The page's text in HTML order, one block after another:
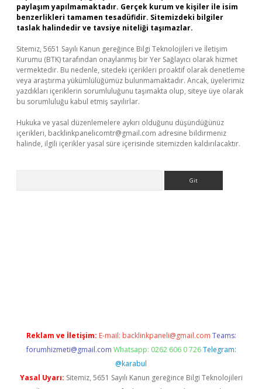
paylaşım yapılmamaktadır. Gerçek kurum ve kişiler ile isim
benzerlikleri tamamen tesadüfidir. Sitemizdeki bilgiler
taslak halindedir ve tavsiye niteliği taşımazlar.
Sitemiz, 5651 Sayılı Kanun gereğince Bilgi Teknolojileri ve İletişim
Kurumu (BTK) tarafından onaylanmış bir Yer Sağlayıcı olarak hizmet
vermektedir. Bu nedenle, sitedeki içerikleri proaktif olarak denetleme
veya araştırma yükümlülüğümüz bulunmamaktadır. Ancak, üyelerimiz
yazdıkları içeriklerin sorumluluğunu taşımakta olup, siteye üye olarak
bu sorumluluğu kabul etmiş sayılırlar.
Hukuka ve yasal düzenlemelere aykırı olduğunu düşündüğünüz
içerikleri, backlinkpanelicomtr@gmail.com adresine bildirmeniz
halinde, ilgili içerikler yasal süre içerisinde sitemizden kaldırılacaktır.
Reklam ve İletişim: E-mail: backlinkpaneli@gmail.com Teams:
forumhizmeti@gmail.com Whatsapp: 0262 606 0 726 Telegram:
@karabul
Yasal Uyarı: Sitemiz, 5651 Sayılı Kanun gereğince Bilgi Teknolojileri